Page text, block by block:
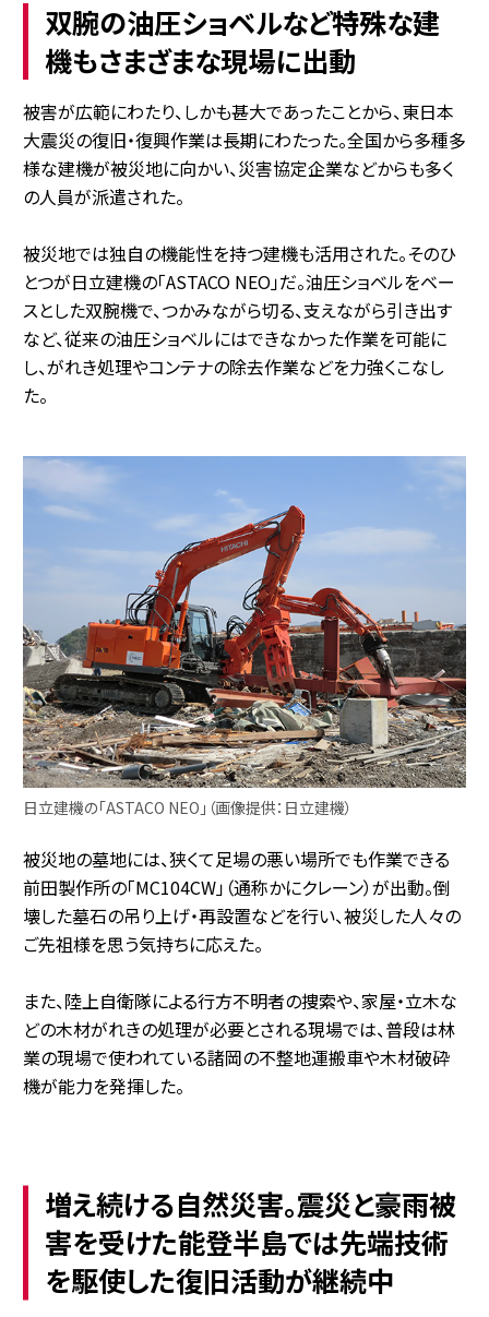
双腕の油圧ショベルなど特殊な建
機もさまざまな現場に出動
被害が広範にわたり、しかも甚大であったことから、東日本
大震災の復旧・復興作業は長期にわたった。全国から多種多
様な建機が被災地に向かい、災害協定企業などからも多く
の人員が派遣された。
被災地では独自の機能性を持つ建機も活用された。そのひ
とつが日立建機の「ASTACO NEO」だ。油圧ショベルをベー
スとした双腕機で、つかみながら切る、支えながら引き出す
など、従来の油圧ショベルにはできなかった作業を可能に
し、がれき処理やコンテナの除去作業などを力強くこなし
た。
日立建機の「ASTACO NEO」（画像提供：日立建機）
被災地の墓地には、狭くて足場の悪い場所でも作業できる
前田製作所の「MC104CW」（通称かにクレーン）が出動。倒
壊した墓石の吊り上げ・再設置などを行い、被災した人々の
ご先祖様を思う気持ちに応えた。
また、陸上自衛隊による行方不明者の捜索や、家屋・立木な
どの木材がれきの処理が必要とされる現場では、普段は林
業の現場で使われている諸岡の不整地運搬車や木材破砕
機が能力を発揮した。
増え続ける自然災害。震災と豪雨被
害を受けた能登半島では先端技術
を駆使した復旧活動が継続中